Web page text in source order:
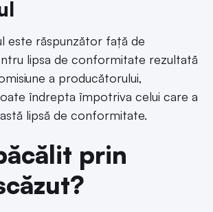
este răspunzător față de
lipsa de conformitate rezultată
a producătorului,
îndrepta împotriva celui care a
lipsă de conformitate.
prin